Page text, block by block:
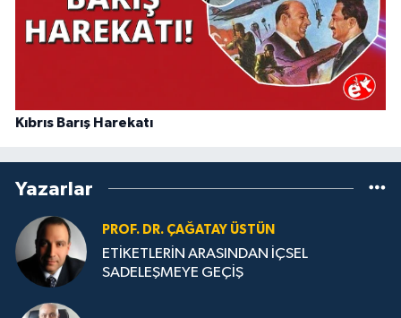
Kıbrıs Barış Harekatı
Yazarlar
PROF. DR. ÇAĞATAY ÜSTÜN
ETİKETLERİN ARASINDAN İÇSEL
SADELEŞMEYE GEÇİŞ